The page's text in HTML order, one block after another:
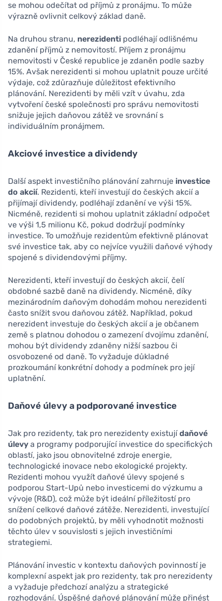
se mohou odečítat od příjmů z pronájmu. To může
výrazně ovlivnit celkový základ daně.
Na druhou stranu, nerezidenti podléhají odlišnému
zdanění příjmů z nemovitostí. Příjem z pronájmu
nemovitosti v České republice je zdaněn podle sazby
15%. Avšak nerezidenti si mohou uplatnit pouze určité
výdaje, což zdůrazňuje důležitost efektivního
plánování. Nerezidenti by měli vzít v úvahu, zda
vytvoření české společnosti pro správu nemovitosti
snižuje jejich daňovou zátěž ve srovnání s
individuálním pronájmem.
Akciové investice a dividendy
Další aspekt investičního plánování zahrnuje investice
do akcií. Rezidenti, kteří investují do českých akcií a
přijímají dividendy, podléhají zdanění ve výši 15%.
Nicméně, rezidenti si mohou uplatnit základní odpočet
ve výši 1,5 milionu Kč, pokud dodržují podmínky
investice. To umožňuje rezidentům efektivně plánovat
své investice tak, aby co nejvíce využili daňové výhody
spojené s dividendovými příjmy.
Nerezidenti, kteří investují do českých akcií, čelí
obdobné sazbě daně na dividendy. Nicméně, díky
mezinárodním daňovým dohodám mohou nerezidenti
často snížit svou daňovou zátěž. Například, pokud
nerezident investuje do českých akcií a je občanem
země s platnou dohodou o zamezení dvojímu zdanění,
mohou být dividendy zdaněny nižší sazbou či
osvobozené od daně. To vyžaduje důkladné
prozkoumání konkrétní dohody a podmínek pro její
uplatnění.
Daňové úlevy a podporované investice
Jak pro rezidenty, tak pro nerezidenty existujídaňové
úlevy a programy podporující investice do specifických
oblastí, jako jsou obnovitelné zdroje energie,
technologické inovace nebo ekologické projekty.
Rezidenti mohou využít daňové úlevy spojené s
podporou Start-Upů nebo investicemi do výzkumu a
vývoje (R&D), což může být ideální příležitostí pro
snížení celkové daňové zátěže. Nerezidenti, investující
do podobných projektů, by měli vyhodnotit možnosti
těchto úlev v souvislosti s jejich investičními
strategiemi.
Plánování investic v kontextu daňových povinností je
komplexní aspekt jak pro rezidenty, tak pro nerezidenty
a vyžaduje předchozí analýzu a strategické
rozhodování. Úspěšné daňové plánování může přinést